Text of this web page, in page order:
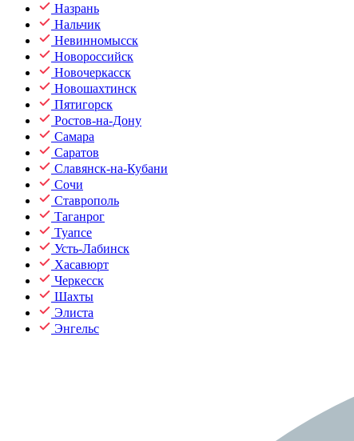
Назрань
Нальчик
Невинномысск
Новороссийск
Новочеркасск
Новошахтинск
Пятигорск
Ростов-на-Дону
Самара
Саратов
Славянск-на-Кубани
Сочи
Ставрополь
Таганрог
Туапсе
Усть-Лабинск
Хасавюрт
Черкесск
Шахты
Элиста
Энгельс